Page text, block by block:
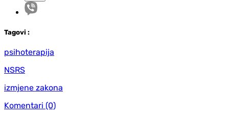
Tagovi :
psihoterapija
NSRS
izmjene zakona
Komentari (0)